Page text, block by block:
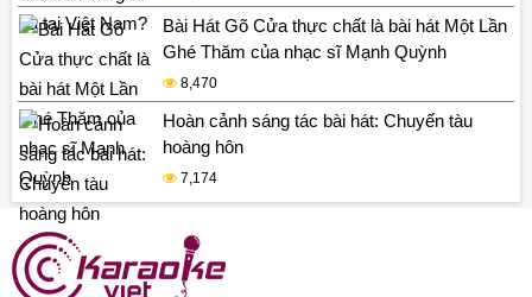
Bài Hát Gõ Cửa thực chất là bài hát Một Lần
Ghé Thăm của nhạc sĩ Mạnh Quỳnh
8,470
Hoàn cảnh sáng tác bài hát: Chuyến tàu
hoàng hôn
7,174